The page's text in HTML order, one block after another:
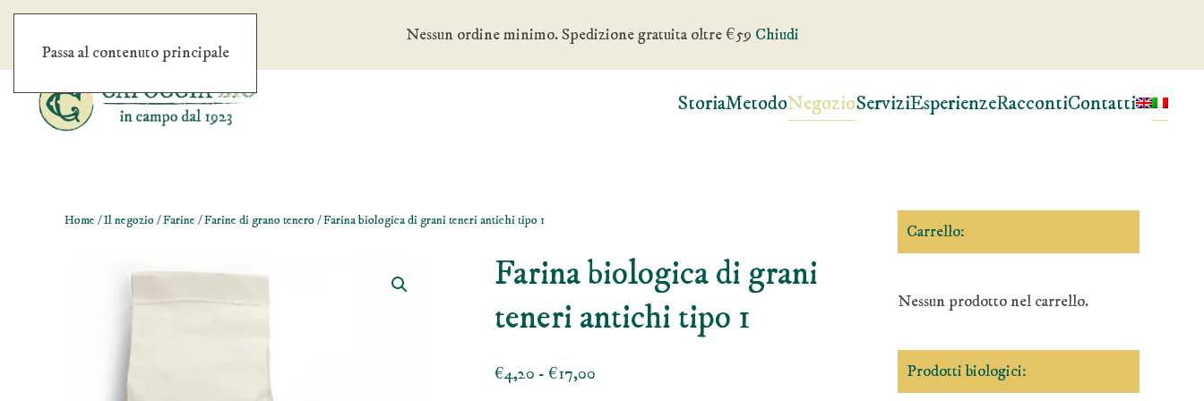
Nessun ordine minimo. Spedizione gratuita oltre €59 Chiudi
Passa al contenuto principale
StoriaMetodoNegozioServiziEsperienzeRaccontiContatti
Home /Il negozio /Farine /Farine di grano tenero / Farina biologica di grani teneri antichi tipo 1
Farina biologica di grani
teneri antichi tipo 1
€4,20 - €17,00
Carrello:
Nessun prodotto nel carrello.
Prodotti biologici: